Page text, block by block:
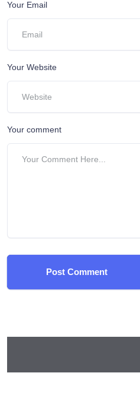
Your Email
Your Website
Your comment
Post Comment